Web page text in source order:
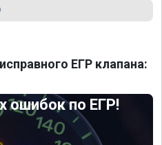
ЕГР клапана:
ошибок по ЕГР!